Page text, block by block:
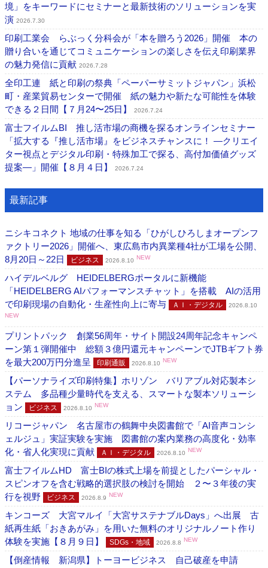
境」をキーワードにセミナーと最新技術のソリューションを実
演 2026.7.30
印刷工業会 らぶっく分科会が「本を贈ろう2026」開催 本の
贈り合いを通じてコミュニケーションの楽しさを伝え印刷業界
の魅力発信に貢献 2026.7.28
全印工連 紙と印刷の祭典「ペーパーサミットジャパン」浜松
町・産業貿易センターで開催 紙の魅力や新たな可能性を体験
できる２日間【７月24〜25日】
2026.7.24
富士フイルムBI 推し活市場の商機を探るオンラインセミナー
「拡大する『推し活市場』をビジネスチャンスに！ ―クリエイ
ター視点とデジタル印刷・特殊加工で探る、高付加価値グッズ
提案―」開催【８月４日】
2026.7.24
最新記事
ニシキコネクト 地域の仕事を知る「ひがしひろしまオープンフ
ァクトリー2026」開催へ、東広島市内異業種4社が工場を公開、
8月20日～22日
ビジネス 2026.8.10 NEW
ハイデルベルグ HEIDELBERGポータルに新機能
「HEIDELBERG AIパフォーマンスチャット」を搭載 AIの活用
で印刷現場の自動化・生産性向上に寄与
ＡＩ・デジタル
2026.8.10
NEW
プリントパック 創業56周年・サイト開設24周年記念キャンペ
ーン第１弾開催中 総額３億円還元キャンペーンでJTBギフト券
を最大200万円分進呈
印刷通販 2026.8.10 NEW
【パーソナライズ印刷特集】ホリゾン バリアブル対応製本シ
ステム 多品種少量時代を支える、スマートな製本ソリューシ
ョン
ビジネス 2026.8.10 NEW
リコージャパン 名古屋市の鶴舞中央図書館で「AI音声コンシ
ェルジュ」実証実験を実施 図書館の案内業務の高度化・効率
化・省人化実現に貢献
ＡＩ・デジタル 2026.8.10 NEW
富士フイルムHD 富士BIの株式上場を前提としたパーシャル・
スピンオフを含む戦略的選択肢の検討を開始 ２〜３年後の実
行を視野
ビジネス 2026.8.9 NEW
キンコーズ 大宮マルイ「大宮サステナブルDays」へ出展 古
紙再生紙「おきあがみ」を用いた無料のオリジナルノート作り
体験を実施【８月９日】
SDGs・地域 2026.8.8 NEW
【倒産情報 新潟県】トーヨービジネス 自己破産を申請